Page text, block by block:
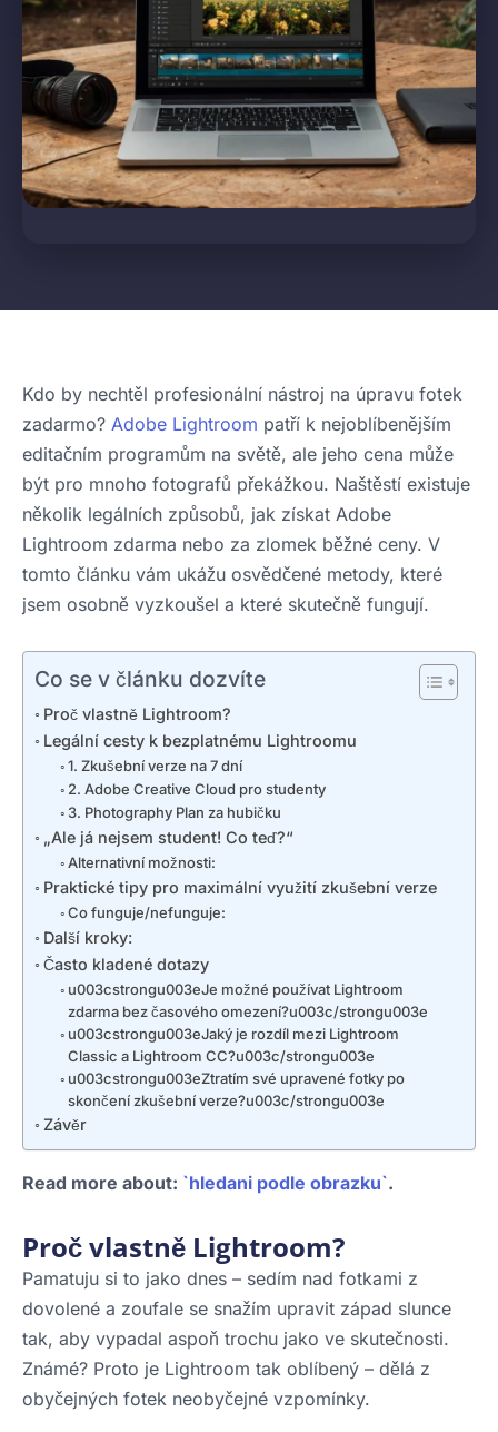
Kdo by nechtěl profesionální nástroj na úpravu fotek
zadarmo? Adobe Lightroom patří k nejoblíbenějším
editačním programům na světě, ale jeho cena může
být pro mnoho fotografů překážkou. Naštěstí existuje
několik legálních způsobů, jak získat Adobe
Lightroom zdarma nebo za zlomek běžné ceny. V
tomto článku vám ukážu osvědčené metody, které
jsem osobně vyzkoušel a které skutečně fungují.
Co se v článku dozvíte
Proč vlastně Lightroom?
Legální cesty k bezplatnému Lightroomu
1. Zkušební verze na 7 dní
2. Adobe Creative Cloud pro studenty
3. Photography Plan za hubičku
„Ale já nejsem student! Co teď?“
Alternativní možnosti:
Praktické tipy pro maximální využití zkušební verze
Co funguje/nefunguje:
Další kroky:
Často kladené dotazy
u003cstrongu003eJe možné používat Lightroom
zdarma bez časového omezení?u003c/strongu003e
u003cstrongu003eJaký je rozdíl mezi Lightroom
Classic a Lightroom CC?u003c/strongu003e
u003cstrongu003eZtratím své upravené fotky po
skončení zkušební verze?u003c/strongu003e
Závěr
Read more about: `hledani podle obrazku`.
Proč vlastně Lightroom?
Pamatuju si to jako dnes – sedím nad fotkami z
dovolené a zoufale se snažím upravit západ slunce
tak, aby vypadal aspoň trochu jako ve skutečnosti.
Známé? Proto je Lightroom tak oblíbený – dělá z
obyčejných fotek neobyčejné vzpomínky.